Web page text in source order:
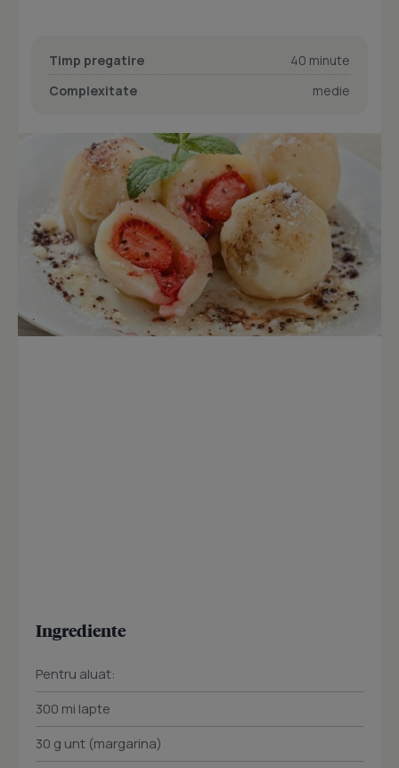
Timp pregatire
40 minute
Complexitate
medie
Ingrediente
Pentru aluat:
300 mi lapte
30 g unt (margarina)